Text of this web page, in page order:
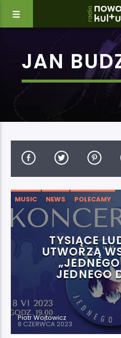
JAN
MUSIC NEWS
POLECAMY
WYDARZENIA
TYSIĄCE
UTWORZĄ
JEDNEGO
Piotr Wojtowicz
8 CZERWCA 2023